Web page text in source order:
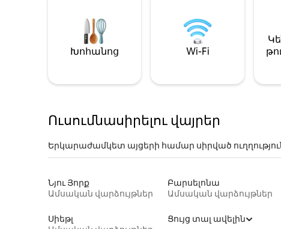
Խոհանոց Wi-Fi
Ուսումնասիրելու վայրեր
Երկարաժամկետ այցերի համար սիրված
Նյու Յորք
Ամսական վարձույթներ
Բարսելոնա
Ամսական վարձույթներ
Սիեթլ
Ցույց տալ ավելին